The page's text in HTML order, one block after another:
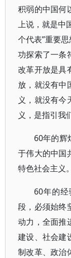
积弱的中国何
上说，就是中
个代表”重要
功探索了一条
改革开放是具
放，就没有中
义，就没有今
义，是指引我
60年的辉
于伟大的中国
特色社会主义。
60年的
段，必须始终
动力，全面推
建设、社会建
制改革、政治